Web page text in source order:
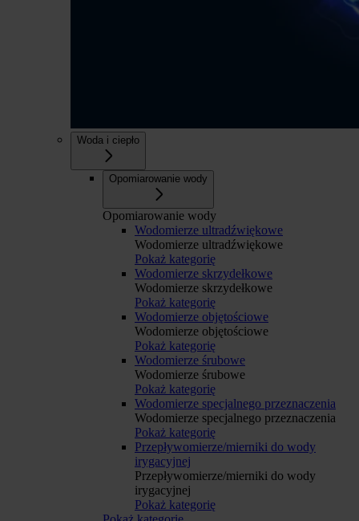
Woda i ciepło
Opomiarowanie wody
Opomiarowanie wody
Wodomierze ultradźwiękowe
Wodomierze ultradźwiękowe
Pokaż kategorię
Wodomierze skrzydełkowe
Wodomierze skrzydełkowe
Pokaż kategorię
Wodomierze objętościowe
Wodomierze objętościowe
Pokaż kategorię
Wodomierze śrubowe
Wodomierze śrubowe
Pokaż kategorię
Wodomierze specjalnego przeznaczenia
Wodomierze specjalnego przeznaczenia
Pokaż kategorię
Przepływomierze/mierniki do wody
irygacyjnej
Przepływomierze/mierniki do wody
irygacyjnej
Pokaż kategorię